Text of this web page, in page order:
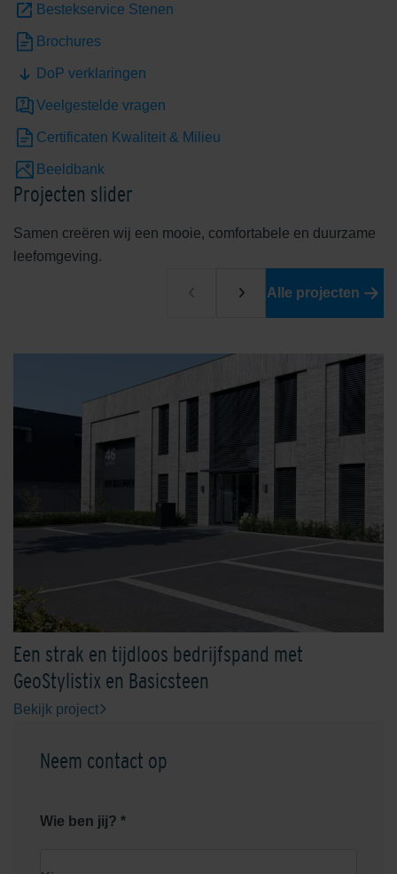
Bestekservice Stenen
Brochures
DoP verklaringen
Veelgestelde vragen
Certificaten Kwaliteit & Milieu
Beeldbank
Projecten slider
Samen creëren wij een mooie, comfortabele en duurzame
leefomgeving.
Alle projecten
Een strak en tijdloos bedrijfspand met
GeoStylistix en Basicsteen
Bekijk project
Neem contact op
Wie ben jij? *